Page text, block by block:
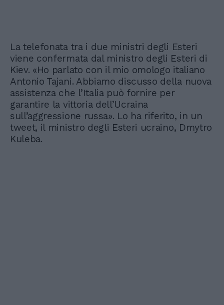
La telefonata tra i due ministri degli Esteri
viene confermata dal ministro degli Esteri di
Kiev. «Ho parlato con il mio omologo italiano
Antonio Tajani. Abbiamo discusso della nuova
assistenza che l’Italia può fornire per
garantire la vittoria dell’Ucraina
sull’aggressione russa». Lo ha riferito, in un
tweet, il ministro degli Esteri ucraino, Dmytro
Kuleba.